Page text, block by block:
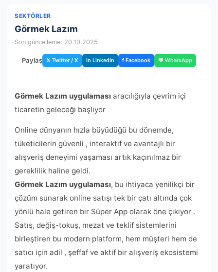
SEKTÖRLER
Görmek Lazım
Son güncelleme: 20.10.2025
Paylaş 𝕏 Twitter / X in LinkedIn f Facebook 💬 WhatsApp
Görmek Lazım uygulaması aracılığıyla çevrim içi
ticaretin geleceği başlıyor
Online dünyanın hızla büyüdüğü bu dönemde,
tüketicilerin güvenli , interaktif ve avantajlı bir
alışveriş deneyimi yaşaması artık kaçınılmaz bir
gereklilik haline geldi.
Görmek Lazım uygulaması, bu ihtiyaca yenilikçi bir
çözüm sunarak online satışı tek bir çatı altında çok
yönlü hale getiren bir Süper App olarak öne çıkıyor .
Satış, değiş-tokuş, mezat ve teklif sistemlerini
birleştiren bu modern platform, hem müşteri hem de
satıcı için adil , şeffaf ve aktif bir alışveriş ekosistemi
yaratıyor.